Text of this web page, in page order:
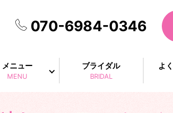
070-6984-0346
メニュー
MENU
ブライダル
BRIDAL
よ